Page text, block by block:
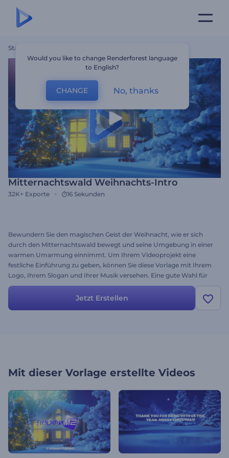
Startseite
Mitternachtswald Weihnachts-Intro
32K+ Exporte 16 Sekunden
Bewundern Sie den magischen Geist der Weihnacht, wie er sich
durch den Mitternachtswald bewegt und seine Umgebung in einer
warmen Umarmung einnimmt. Um Ihrem Videoprojekt eine
festliche Einführung zu geben, können Sie diese Vorlage mit Ihrem
Logo, Ihrem Slogan und Ihrer Musik versehen. Eine gute Wahl für
Opener für Diashows, Markenvideos, Grußkarten und mehr. Dieses
besondere Weihnachts-Intro steht Ihnen zum Ausprobieren zur
Verfügung!
Jetzt Erstellen
Mit dieser Vorlage erstellte Videos
Would you like to change Renderforest language
to English?
CHANGE No, thanks